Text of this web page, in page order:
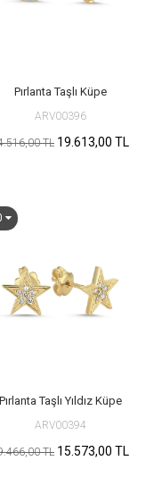
Pırlanta Taşlı Küpe
ARV00396
TL 19.613,00 TL
Pırlanta Taşlı Yıldız Küpe
ARV00394
TL 15.573,00 TL